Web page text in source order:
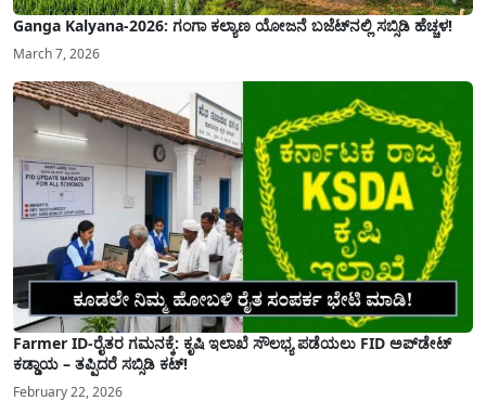
Ganga Kalyana-2026: ಗಂಗಾ ಕಲ್ಯಾಣ ಯೋಜನೆ ಬಜೆಟ್‌ನಲ್ಲಿ ಸಬ್ಸಿಡಿ ಹೆಚ್ಚಳ!
March 7, 2026
Farmer ID-ರೈತರ ಗಮನಕ್ಕೆ: ಕೃಷಿ ಇಲಾಖೆ ಸೌಲಭ್ಯ ಪಡೆಯಲು FID ಅಪ್‌ಡೇಟ್
ಕಡ್ಡಾಯ – ತಪ್ಪಿದರೆ ಸಬ್ಸಿಡಿ ಕಟ್!
February 22, 2026